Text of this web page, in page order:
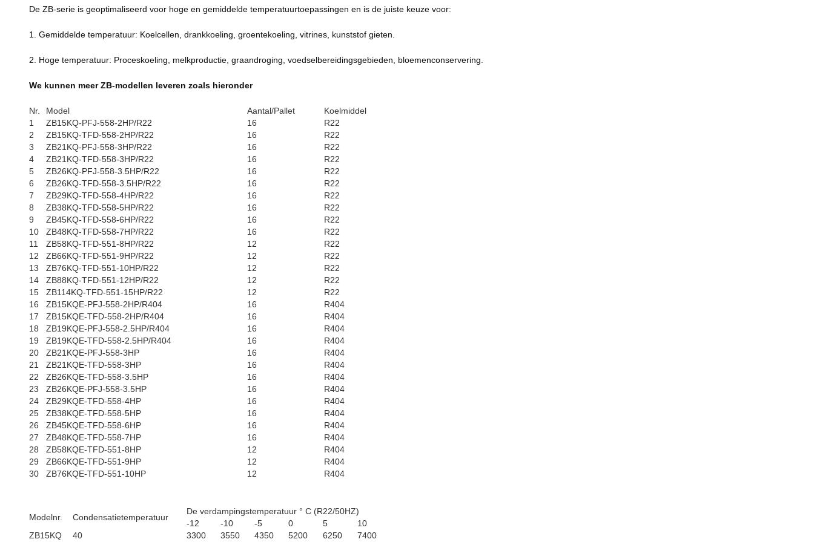
De ZB-serie is geoptimaliseerd voor hoge en gemiddelde temperatuurtoepassingen en is de juiste keuze voor:
1. Gemiddelde temperatuur: Koelcellen, drankkoeling, groentekoeling, vitrines, kunststof gieten.
2. Hoge temperatuur: Proceskoeling, melkproductie, graandroging, voedselbereidingsgebieden, bloemenconservering.
We kunnen meer ZB-modellen leveren zoals hieronder
Nr. Model Aantal/Pallet
Koelmiddel
1
ZB15KQ-PFJ-558-2HP/R22 16
R22
2
ZB15KQ-TFD-558-2HP/R22 16
R22
3
ZB21KQ-PFJ-558-3HP/R22 16
R22
4
ZB21KQ-TFD-558-3HP/R22 16
R22
5
ZB26KQ-PFJ-558-3.5HP/R22 16
R22
6
ZB26KQ-TFD-558-3.5HP/R22 16
R22
7
ZB29KQ-TFD-558-4HP/R22 16
R22
8
ZB38KQ-TFD-558-5HP/R22 16
R22
9
ZB45KQ-TFD-558-6HP/R22 16
R22
10
ZB48KQ-TFD-558-7HP/R22 16
R22
11
ZB58KQ-TFD-551-8HP/R22 12
R22
12
ZB66KQ-TFD-551-9HP/R22 12
R22
13
ZB76KQ-TFD-551-10HP/R22 12
R22
14
ZB88KQ-TFD-551-12HP/R22 12
R22
15
ZB114KQ-TFD-551-15HP/R22 12
R22
16
ZB15KQE-PFJ-558-2HP/R404 16
R404
17
ZB15KQE-TFD-558-2HP/R404 16
R404
18
ZB19KQE-PFJ-558-2.5HP/R404 16
R404
19
ZB19KQE-TFD-558-2.5HP/R404 16
R404
20
ZB21KQE-PFJ-558-3HP 16
R404
21
ZB21KQE-TFD-558-3HP 16
R404
22
ZB26KQE-TFD-558-3.5HP 16
R404
23
ZB26KQE-PFJ-558-3.5HP 16
R404
24
ZB29KQE-TFD-558-4HP 16
R404
25
ZB38KQE-TFD-558-5HP 16
R404
26
ZB45KQE-TFD-558-6HP 16
R404
27
ZB48KQE-TFD-558-7HP 16
R404
28
ZB58KQE-TFD-551-8HP 12
R404
29
ZB66KQE-TFD-551-9HP 12
R404
30
ZB76KQE-TFD-551-10HP 12 R404
Modelnr. Condensatietemperatuur
De verdampingstemperatuur ° C (R22/50HZ)
-12
-10 -5 0 5
10
ZB15KQ
40 3300 3550 4350 5200 6250 7400